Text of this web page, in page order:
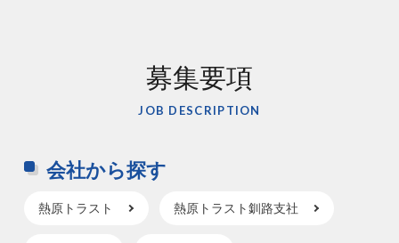
募集要項
JOB DESCRIPTION
会社から探す
熱原トラスト 熱原トラスト釧路支社